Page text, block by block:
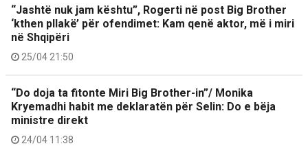
“Jashtë nuk jam kështu”, Rogerti në post Big Brother
‘kthen pllakë’ për ofendimet: Kam qenë aktor, më i miri
në Shqipëri
25/04 21:50
“Do doja ta fitonte Miri Big Brother-in”/ Monika
Kryemadhi habit me deklaratën për Selin: Do e bëja
ministre direkt
24/04 11:38